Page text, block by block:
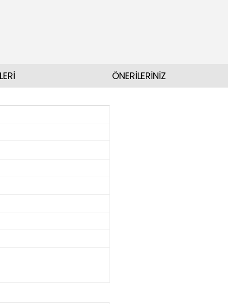
ÖNERİLERİNİZ